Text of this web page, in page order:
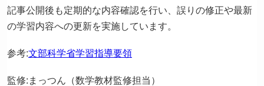
記事公開後も定期的な内容確認を行い、誤りの修正や最新
の学習内容への更新を実施しています。
参考:文部科学省学習指導要領
監修:まっつん（数学教材監修担当）